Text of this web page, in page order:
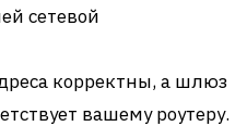
сетевой
корректны, а шлюз
вашему роутеру.